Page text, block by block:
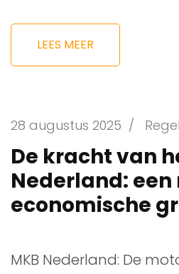
LEES MEER
28 augustus 2025 /
De kracht van
Nederland:
economische
MKB Nederland: De